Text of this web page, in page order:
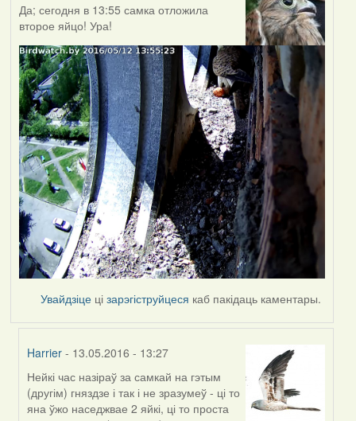
Да; сегодня в 13:55 самка отложила
второе яйцо! Ура!
Увайдзіце цізарэгіструйцеся каб пакідаць каментары.
Harrier - 13.05.2016 - 13:27
In
reply
to
Нейкі час назіраў за самкай на гэтым
(другім) гняздзе і так і не зразумеў - ці то
яна ўжо наседжвае 2 яйкі, ці то проста